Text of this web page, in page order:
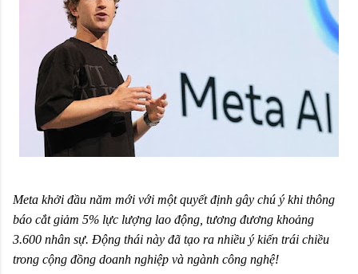
Meta khởi đầu năm mới với một quyết định gây chú ý khi thông
báo cắt giảm 5% lực lượng lao động, tương đương khoảng
3.600 nhân sự. Động thái này đã tạo ra nhiều ý kiến trái chiều
trong cộng đồng doanh nghiệp và ngành công nghệ!